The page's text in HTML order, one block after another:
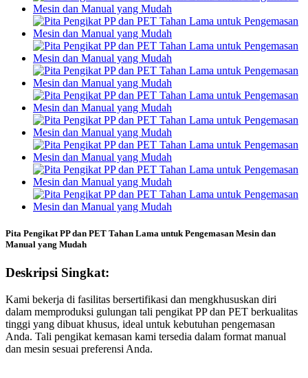
Pita Pengikat PP dan PET Tahan Lama untuk Pengemasan Mesin dan
Manual yang Mudah
Deskripsi Singkat:
Kami bekerja di fasilitas bersertifikasi dan mengkhususkan diri
dalam memproduksi gulungan tali pengikat PP dan PET berkualitas
tinggi yang dibuat khusus, ideal untuk kebutuhan pengemasan
Anda. Tali pengikat kemasan kami tersedia dalam format manual
dan mesin sesuai preferensi Anda.